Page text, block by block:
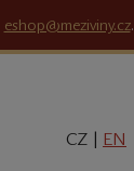
eshop@meziviny.cz.
CZ | EN